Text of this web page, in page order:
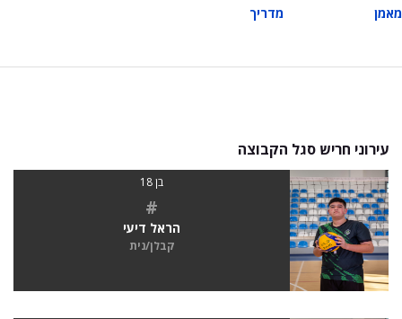
מאמן מדריך
עירוני חריש סגל הקבוצה
בן 18
#
הראל דיעי
קבלן/נית